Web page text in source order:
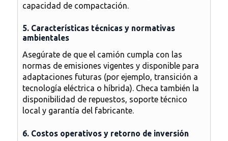
capacidad de compactación.
5. Características técnicas y normativas
ambientales
Asegúrate de que el camión cumpla con las
normas de emisiones vigentes y disponible para
adaptaciones futuras (por ejemplo, transición a
tecnología eléctrica o híbrida). Checa también la
disponibilidad de repuestos, soporte técnico
local y garantía del fabricante.
6. Costos operativos y retorno de inversión